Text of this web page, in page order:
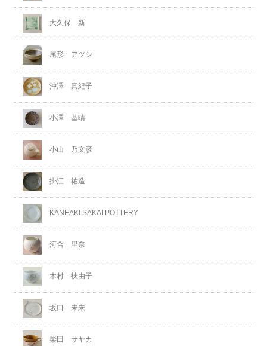
大久保 新
尾形 アツシ
沖澤 真紀子
小澤 基晴
小山 乃文彦
掛江 祐造
KANEAKI SAKAI POTTERY
河合 里奈
木村 扶由子
坂口 未来
柴田 サヤカ